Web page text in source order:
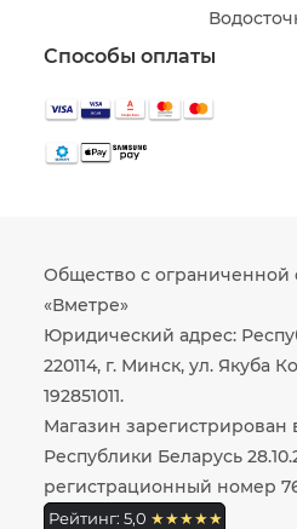
Способы оплаты
Общество с ограниченной
«Вметре»
Юридический адрес:
220114, г. Минск, ул. Якуба
192851011.
Магазин зарегистрирован
Республики Беларусь
регистрационный номер
Рейтинг: 5,0 ★★★★★